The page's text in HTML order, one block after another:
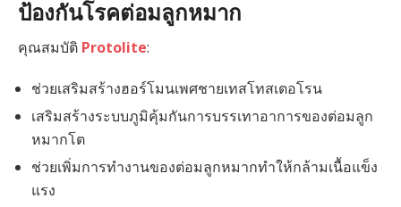
ป้องกันโรคต่อมลูกหมาก
คุณสมบัติ Protolite:
ช่วยเสริมสร้างฮอร์โมนเพศชายเทสโทสเตอโรน
เสริมสร้างระบบภูมิคุ้มกันการบรรเทาอาการของต่อมลูก
หมากโต
ช่วยเพิ่มการทำงานของต่อมลูกหมากทำให้กล้ามเนื้อแข็ง
แรง